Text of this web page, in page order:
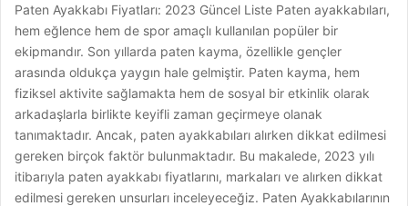
Paten Ayakkabı Fiyatları: 2023 Güncel Liste Paten ayakkabıları,
hem eğlence hem de spor amaçlı kullanılan popüler bir
ekipmandır. Son yıllarda paten kayma, özellikle gençler
arasında oldukça yaygın hale gelmiştir. Paten kayma, hem
fiziksel aktivite sağlamakta hem de sosyal bir etkinlik olarak
arkadaşlarla birlikte keyifli zaman geçirmeye olanak
tanımaktadır. Ancak, paten ayakkabıları alırken dikkat edilmesi
gereken birçok faktör bulunmaktadır. Bu makalede, 2023 yılı
itibarıyla paten ayakkabı fiyatlarını, markaları ve alırken dikkat
edilmesi gereken unsurları inceleyeceğiz. Paten Ayakkabılarının